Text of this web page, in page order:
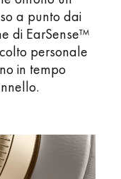
a punto dai
di EarSense™
personale
in tempo